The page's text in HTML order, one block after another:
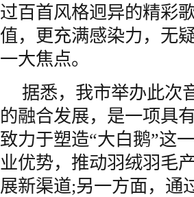
过百首风格迥异的精彩
值，更充满感染力，无
一大焦点。
据悉，我市举办此次
的融合发展，是一项具
致力于塑造“大白鹅”这
业优势，推动羽绒羽毛
展新渠道;另一方面，通